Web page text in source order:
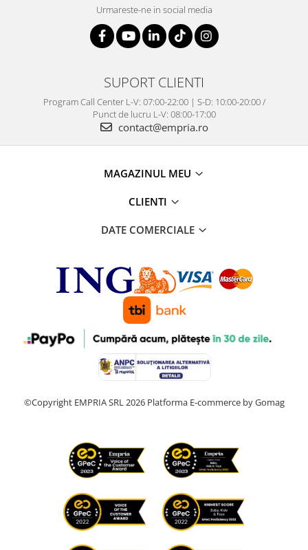
Urmareste-ne in social media
SUPORT CLIENTI
Program Call Center L-V: 07:00-22:00 | S-D: 10:00-20:00 /
Punct de lucru L-V: 08:00-17:00
contact@empria.ro
MAGAZINUL MEU
CLIENTI
DATE COMERCIALE
©Copyright EMPRIA SRL 2026 Platforma E-commerce by Gomag